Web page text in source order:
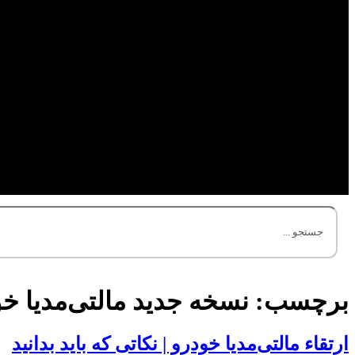
برچسب: نسخه جدید مالتی‌مدیا
ارتقاء مالتی‌مدیا خودرو | نکاتی که باید بدانید